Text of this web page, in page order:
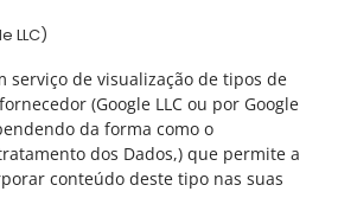
LLC)
serviço de visualização de tipos de
(Google LLC ou por Google
da forma como o
dos Dados,) que permite a
conteúdo deste tipo nas suas